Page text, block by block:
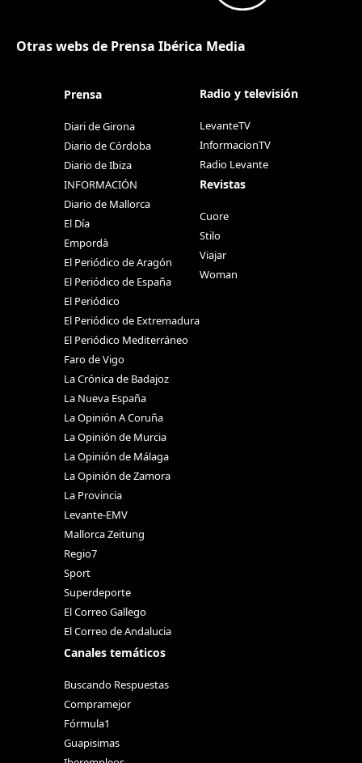
Otras webs de Prensa Ibérica Media
Prensa
Diari de Girona
Diario de Córdoba
Diario de Ibiza
INFORMACIÓN
Diario de Mallorca
El Día
Empordà
El Periódico de Aragón
El Periódico de España
El Periódico
El Periódico de Extremadura
El Periódico Mediterráneo
Faro de Vigo
La Crónica de Badajoz
La Nueva España
La Opinión A Coruña
La Opinión de Murcia
La Opinión de Málaga
La Opinión de Zamora
La Provincia
Levante-EMV
Mallorca Zeitung
Regio7
Sport
Superdeporte
El Correo Gallego
El Correo de Andalucia
Canales temáticos
Buscando Respuestas
Compramejor
Fórmula1
Guapisimas
Radio y televisión
LevanteTV
InformacionTV
Radio Levante
Revistas
Cuore
Stilo
Viajar
Woman